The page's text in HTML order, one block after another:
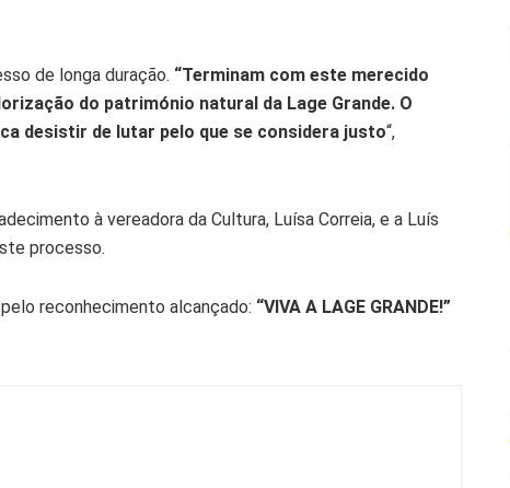
de longa duração. “Terminam com este merecido
do património natural da Lage Grande. O
desistir de lutar pelo que se considera justo“,
à vereadora da Cultura, Luísa Correia, e a Luís
processo.
reconhecimento alcançado: “VIVA A LAGE GRANDE!”